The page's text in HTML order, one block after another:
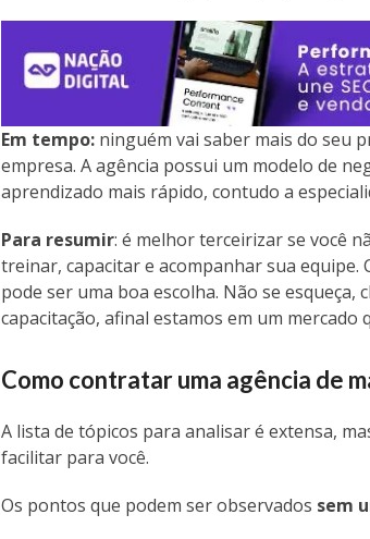
Em tempo: ninguém vai saber mais do seu
empresa. A agência possui um modelo de
aprendizado mais rápido, contudo a
Para resumir: é melhor terceirizar se você
treinar, capacitar e acompanhar sua
pode ser uma boa escolha. Não se
capacitação, afinal estamos em um mercado
Como contratar uma agência de
A lista de tópicos para analisar é extensa,
facilitar para você.
Os pontos que podem ser observados sem